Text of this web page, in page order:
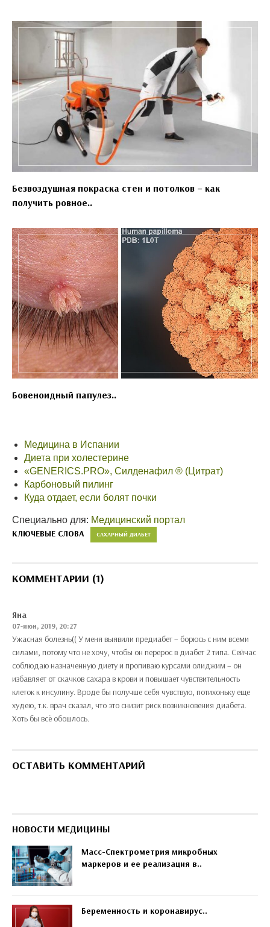
Безвоздушная покраска стен и потолков – как
получить ровное..
Бовеноидный папулез..
Медицина в Испании
Диета при холестерине
«GENERICS.PRO», Силденафил ® (Цитрат)
Карбоновый пилинг
Куда отдает, если болят почки
Специально для: Медицинский портал
КЛЮЧЕВЫЕ СЛОВА САХАРНЫЙ ДИАБЕТ
КОММЕНТАРИИ (1)
Яна
07-июн, 2019, 20:27
Ужасная болезнь(( У меня выявили предиабет – борюсь с ним всеми
силами, потому что не хочу, чтобы он перерос в диабет 2 типа. Сейчас
соблюдаю назначенную диету и пропиваю курсами олиджим – он
избавляет от скачков сахара в крови и повышает чувствительность
клеток к инсулину. Вроде бы получше себя чувствую, потихоньку еще
худею, т.к. врач сказал, что это снизит риск возникновения диабета.
Хоть бы всё обошлось.
ОСТАВИТЬ КОММЕНТАРИЙ
НОВОСТИ МЕДИЦИНЫ
Масс-Спектрометрия микробных
маркеров и ее реализация в..
Беременность и коронавирус..